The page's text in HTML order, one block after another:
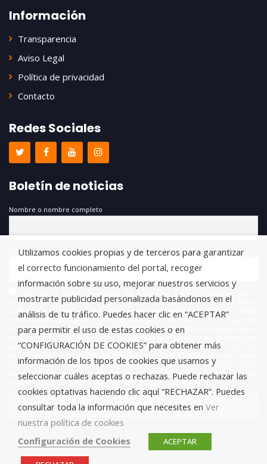
Información
Transparencia
Aviso Legal
Política de privacidad
Contacto
Redes Sociales
Boletín de noticias
Nombre o nombre completo
Email
responsable del tratamiento de estos datos es FUNDACIÓN ANTONIO GALA y
la finalidad de este es la gestión de las suscripciones a nuestro boletín
informativo, encontrándonos legitimados para este tratamiento a través del
consentimiento que nos está otorgando en este acto. No se cederán datos a
terceros salvo obligación legal. Usted certifica que es mayor de 14 años y que
por lo tanto posee la capacidad legal necesaria para la prestación de este
de Privacidad. Puede usted acceder, rectificar y suprimir los datos, así como
otros derechos, como se explica en la información adicional. Puede consultar
la información adicional y detallada sobre Protección de Datos.
Utilizamos cookies propias y de terceros para garantizar
el correcto funcionamiento del portal, recoger
información sobre su uso, mejorar nuestros servicios y
mostrarte publicidad personalizada basándonos en el
análisis de tu tráfico. Puedes hacer clic en “ACEPTAR”
para permitir el uso de estas cookies o en
“CONFIGURACIÓN DE COOKIES” para obtener más
información de los tipos de cookies que usamos y
seleccionar cuáles aceptas o rechazas. Puede rechazar las
cookies optativas haciendo clic aquí “RECHAZAR”. Puedes
consultar toda la información que necesites en Ver
nuestra política de cookies
Configuración de Cookies
ACEPTAR